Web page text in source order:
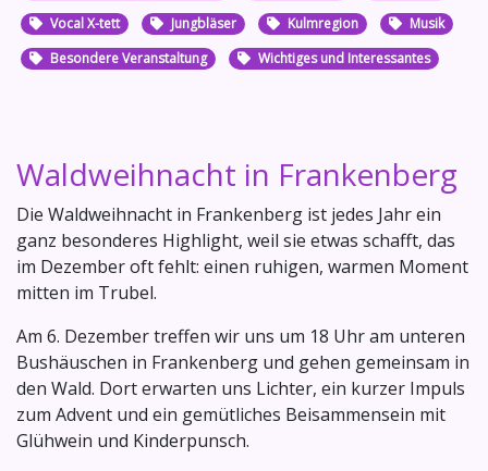
Vocal X-tett
Jungbläser Kulmregion
Musik
Besondere Veranstaltung
Wichtiges und Interessantes
Waldweihnacht in Frankenberg
Die Waldweihnacht in Frankenberg ist jedes Jahr ein
ganz besonderes Highlight, weil sie etwas schafft, das
im Dezember oft fehlt: einen ruhigen, warmen Moment
mitten im Trubel.
Am 6. Dezember treffen wir uns um 18 Uhr am unteren
Bushäuschen in Frankenberg und gehen gemeinsam in
den Wald. Dort erwarten uns Lichter, ein kurzer Impuls
zum Advent und ein gemütliches Beisammensein mit
Glühwein und Kinderpunsch.